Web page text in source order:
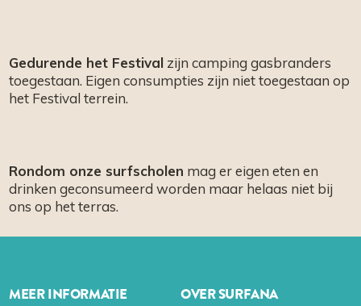
Gedurende het Festival zijn camping gasbranders
toegestaan. Eigen consumpties zijn niet toegestaan op
het Festival terrein.
Rondom onze surfscholen mag er eigen eten en
drinken geconsumeerd worden maar helaas niet bij
ons op het terras.
MEER INFORMATIE OVER SURFANA